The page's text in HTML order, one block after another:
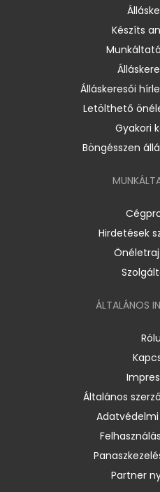
Készíts
Álláskeresői
Letölthető
Gyakori
Böngésszen
Hirdetések
ÁLTALÁNOS
Általános
Partner